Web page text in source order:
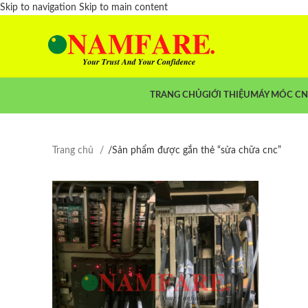
Skip to navigation Skip to main content
TRANG CHỦGIỚI THIỆU MÁY MÓC
Trang chủ /Sản phẩm được gắn thẻ “sửa chữa cnc”